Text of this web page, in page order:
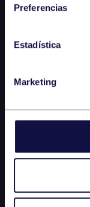
Preferencias
Estadística
Marketing